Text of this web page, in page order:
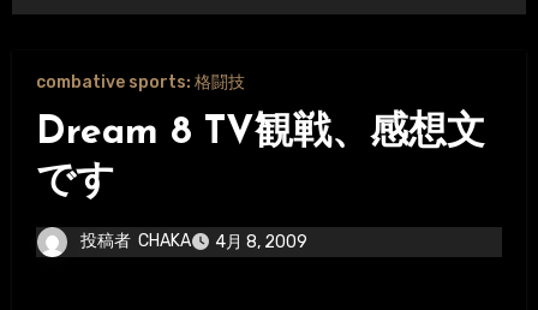
combative sports: 格闘技
Dream 8 TV観戦、感想文
です
投稿者 CHAKA 4月 8, 2009